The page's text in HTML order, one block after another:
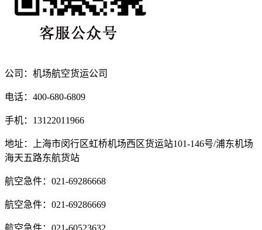
公司：机场航空货运公司
电话：400-680-6809
手机：13122011966
地址：上海市闵行区虹桥机场西区货运站101-146号/浦东机场
海天五路东航货站
航空急件：021-69286668
航空急件：021-69286669
航空急件：021-60523632